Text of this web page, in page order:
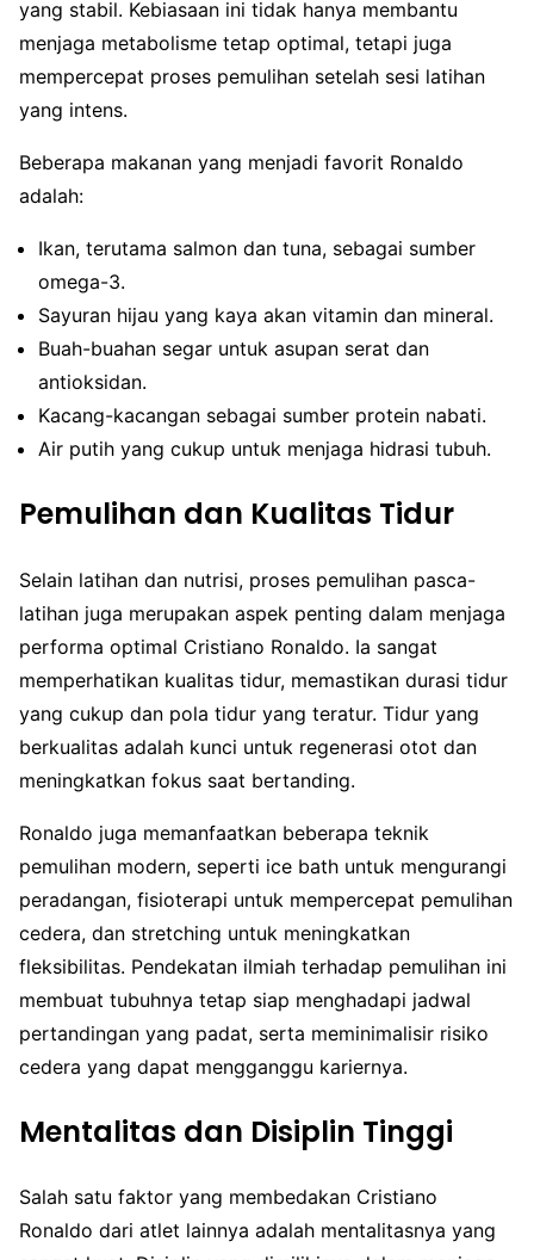
yang stabil. Kebiasaan ini tidak hanya membantu
menjaga metabolisme tetap optimal, tetapi juga
mempercepat proses pemulihan setelah sesi latihan
yang intens.
Beberapa makanan yang menjadi favorit Ronaldo
adalah:
Ikan, terutama salmon dan tuna, sebagai sumber
omega-3.
Sayuran hijau yang kaya akan vitamin dan mineral.
Buah-buahan segar untuk asupan serat dan
antioksidan.
Kacang-kacangan sebagai sumber protein nabati.
Air putih yang cukup untuk menjaga hidrasi tubuh.
Pemulihan dan Kualitas Tidur
Selain latihan dan nutrisi, proses pemulihan pasca-
latihan juga merupakan aspek penting dalam menjaga
performa optimal Cristiano Ronaldo. Ia sangat
memperhatikan kualitas tidur, memastikan durasi tidur
yang cukup dan pola tidur yang teratur. Tidur yang
berkualitas adalah kunci untuk regenerasi otot dan
meningkatkan fokus saat bertanding.
Ronaldo juga memanfaatkan beberapa teknik
pemulihan modern, seperti ice bath untuk mengurangi
peradangan, fisioterapi untuk mempercepat pemulihan
cedera, dan stretching untuk meningkatkan
fleksibilitas. Pendekatan ilmiah terhadap pemulihan ini
membuat tubuhnya tetap siap menghadapi jadwal
pertandingan yang padat, serta meminimalisir risiko
cedera yang dapat mengganggu kariernya.
Mentalitas dan Disiplin Tinggi
Salah satu faktor yang membedakan Cristiano
Ronaldo dari atlet lainnya adalah mentalitasnya yang